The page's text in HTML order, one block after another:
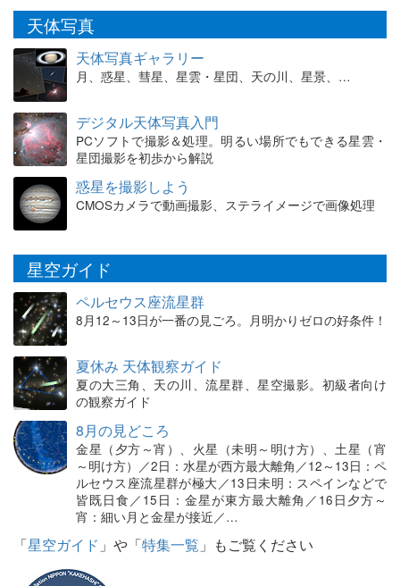
天体写真
天体写真ギャラリー
月、惑星、彗星、星雲・星団、天の川、星景、…
デジタル天体写真入門
PCソフトで撮影＆処理。明るい場所でもできる星雲・
星団撮影を初歩から解説
惑星を撮影しよう
CMOSカメラで動画撮影、ステライメージで画像処理
星空ガイド
ペルセウス座流星群
8月12～13日が一番の見ごろ。月明かりゼロの好条件！
夏休み 天体観察ガイド
夏の大三角、天の川、流星群、星空撮影。初級者向け
の観察ガイド
8月の見どころ
金星（夕方～宵）、火星（未明～明け方）、土星（宵
～明け方）／2日：水星が西方最大離角／12～13日：ペ
ルセウス座流星群が極大／13日未明：スペインなどで
皆既日食／15日：金星が東方最大離角／16日夕方～
宵：細い月と金星が接近／…
「星空ガイド 」や「特集一覧 」もご覧ください